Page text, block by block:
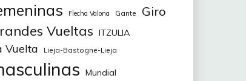
Flecha Valona Gante Giro
Vueltas ITZULIA
Vuelta Lieja-Bastogne-Lieja
Mundial